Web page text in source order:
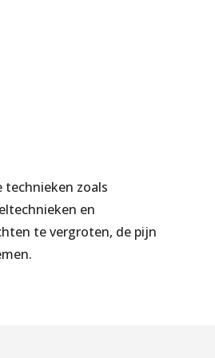
technieken zoals
en
te vergroten, de pijn